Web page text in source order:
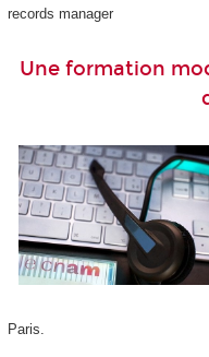
records manager
Une formation
Paris.